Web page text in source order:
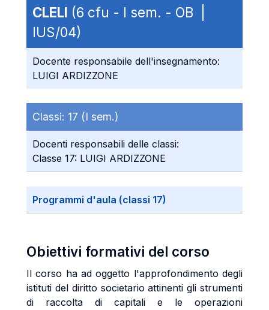
CLELI (6 cfu - I sem. - OB |
IUS/04)
Docente responsabile dell'insegnamento:
LUIGI ARDIZZONE
Classi: 17 (I sem.)
Docenti responsabili delle classi:
Classe 17: LUIGI ARDIZZONE
Programmi d'aula (classi 17)
Obiettivi formativi del corso
Il corso ha ad oggetto l'approfondimento degli
istituti del diritto societario attinenti gli strumenti
di raccolta di capitali e le operazioni